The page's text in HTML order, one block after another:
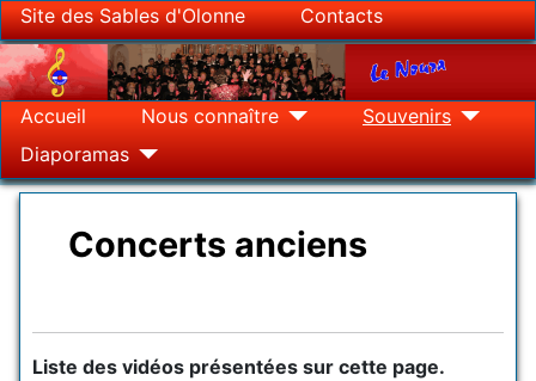
Site des Sables d'Olonne Contacts
Accueil Nous connaître
Souvenirs
Diaporamas
Concerts anciens
Liste des vidéos présentées sur cette page.